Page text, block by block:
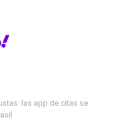
las app de citas se